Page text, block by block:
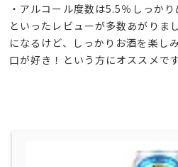
・アルコール度数は5.5％しっかり
といったレビューが多数あがりま
になるけど、しっかりお酒を楽し
口が好き！という方にオススメです